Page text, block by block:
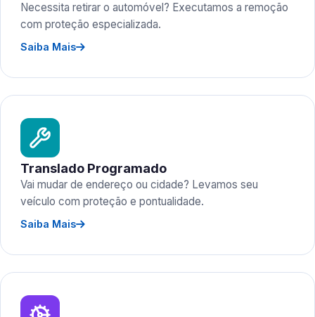
Necessita retirar o automóvel? Executamos a remoção
com proteção especializada.
Saiba Mais
Translado Programado
Vai mudar de endereço ou cidade? Levamos seu
veículo com proteção e pontualidade.
Saiba Mais